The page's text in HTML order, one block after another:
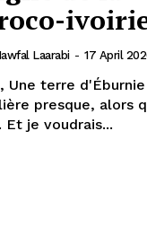
Laarabi - 17 April
Une terre d'Éburnie
presque, alors
Et je voudrais...